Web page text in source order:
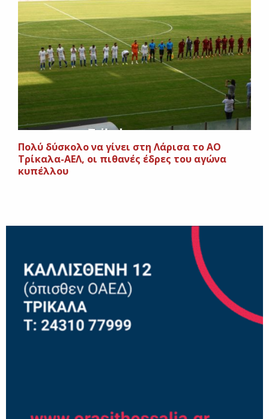
Πολύ δύσκολο να γίνει στη Λάρισα το ΑΟ
Τρίκαλα-ΑΕΛ, οι πιθανές έδρες του αγώνα
κυπέλλου